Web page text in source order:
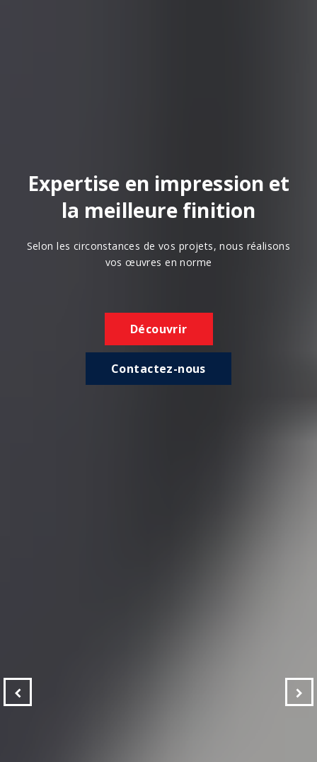
Expertise en impression et
la meilleure finition
Selon les circonstances de vos projets, nous réalisons
vos œuvres en norme
Découvrir
Contactez-nous